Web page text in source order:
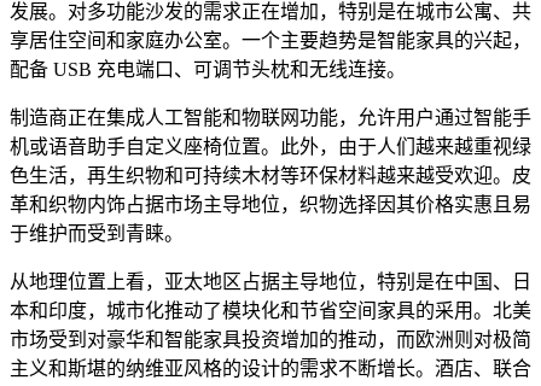
发展。对多功能沙发的需求正在增加，特别是在城市公寓、共
享居住空间和家庭办公室。一个主要趋势是智能家具的兴起，
配备 USB 充电端口、可调节头枕和无线连接。
制造商正在集成人工智能和物联网功能，允许用户通过智能手
机或语音助手自定义座椅位置。此外，由于人们越来越重视绿
色生活，再生织物和可持续木材等环保材料越来越受欢迎。皮
革和织物内饰占据市场主导地位，织物选择因其价格实惠且易
于维护而受到青睐。
从地理位置上看，亚太地区占据主导地位，特别是在中国、日
本和印度，城市化推动了模块化和节省空间家具的采用。北美
市场受到对豪华和智能家具投资增加的推动，而欧洲则对极简
主义和斯堪的纳维亚风格的设计的需求不断增长。酒店、联合